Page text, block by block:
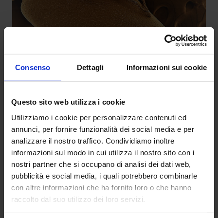
Consenso Dettagli Informazioni sui cookie
Questo sito web utilizza i cookie
Utilizziamo i cookie per personalizzare contenuti ed
annunci, per fornire funzionalità dei social media e per
analizzare il nostro traffico. Condividiamo inoltre
informazioni sul modo in cui utilizza il nostro sito con i
nostri partner che si occupano di analisi dei dati web,
pubblicità e social media, i quali potrebbero combinarle
con altre informazioni che ha fornito loro o che hanno
raccolto dal suo utilizzo dei loro servizi.
Organismi alieni nocivi come la Cimice dei pinoli e la Cimice
questi ausiliari per l’utilizzo in programmi di controllo
per valutarne l’impatto nei nostri ambienti su specie non
target e l’introduzione nel nostro Paese in condizioni di
sicurezza biologica.
Iscrizione al registro delle nuove varietà
vegetali